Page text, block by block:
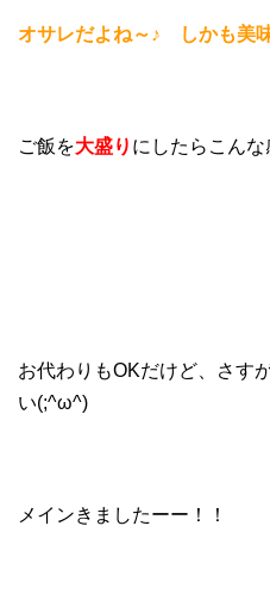
オサレだよね～♪ しかも美
ご飯を大盛り にしたらこん
お代わりもOKだけど、さす
い(;^ω^)
メインきましたーー！！